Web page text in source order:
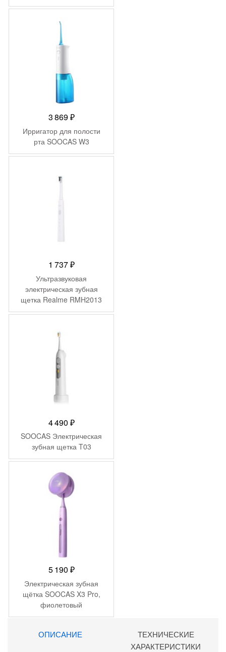
3 869₽
Ирригатор для полости
рта SOOCAS W3
1 737₽
Ультразвуковая
электрическая зубная
щетка Realme RMH2013
(N1) Цвет: Белый (White)
4 490 ₽
SOOCAS Электрическая
зубная щетка T03
5 190 ₽
Электрическая зубная
щётка SOOCAS X3 Pro,
фиолетовый
ОПИСАНИЕ
ТЕХНИЧЕСКИЕ
ХАРАКТЕРИСТИКИ